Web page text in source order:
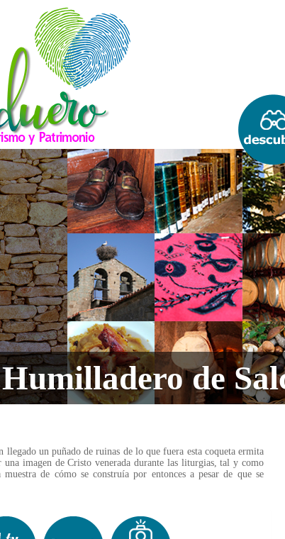
de
llegado un puñado de ruinas de lo que fuera esta coqueta ermita
una imagen de Cristo venerada durante las liturgias, tal y como
de cómo se construía por entonces a pesar de que se